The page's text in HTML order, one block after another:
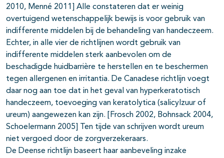
2010, Menné 2011] Alle constateren dat er weinig
overtuigend wetenschappelijk bewijs is voor gebruik van
indifferente middelen bij de behandeling van handeczeem.
Echter, in alle vier de richtlijnen wordt gebruik van
indifferente middelen sterk aanbevolen om de
beschadigde huidbarrière te herstellen en te beschermen
tegen allergenen en irritantia. De Canadese richtlijn voegt
daar nog aan toe dat in het geval van hyperkeratotisch
handeczeem, toevoeging van keratolytica (salicylzuur of
ureum) aangewezen kan zijn. [Frosch 2002, Bohnsack 2004,
Schoelermann 2005] Ten tijde van schrijven wordt ureum
niet vergoed door de zorgverzekeraars.
De Deense richtlijn baseert haar aanbeveling inzake